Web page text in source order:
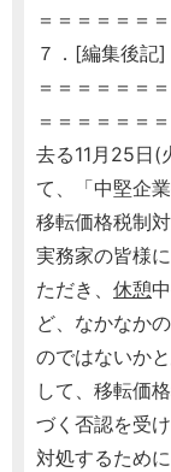
＝＝＝＝＝＝
７．[編集後記]
＝＝＝＝＝＝
＝＝＝＝＝＝
去る11月25日(
て、「中堅企
移転価格税制
実務家の皆様
ただき、 休憩
ど、なかなか
のではないか
して、移転価
づく否認を受
対処するため